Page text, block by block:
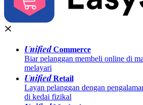
UnifiedCommerce
Biar pelanggan membeli online di
melayari
UnifiedRetail
Layan pelanggan dengan
di kedai fizikal